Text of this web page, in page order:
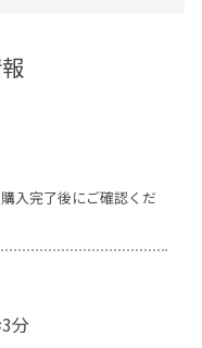
入完了後にご確認くだ
分